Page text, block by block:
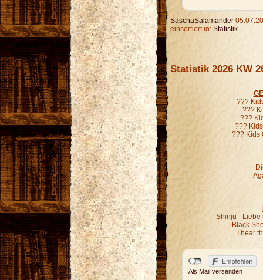
SaschaSalamander
einsortiert in: Statistik
Statistik 2026 KW
???
???
???
???
??? Kids
Shinju - Liebe
Black
I hear
Als Mail versenden